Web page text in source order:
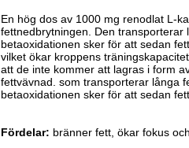
En hög dos av 1000 mg renodlat L-
fettnedbrytningen. Den transporterar
betaoxidationen sker för att sedan
vilket ökar kroppens
att de inte kommer att lagras i form
fettvävnad. som transporterar långa
betaoxidationen sker för att sedan
Fördelar: bränner fett, ökar fokus